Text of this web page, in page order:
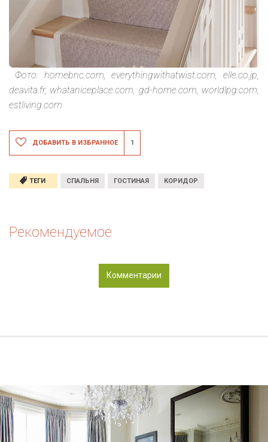
Фото: homebnc.com, everythingwithatwist.com, elle.co.jp,
deavita.fr, whataniceplace.com, gd-home.com, worldlpg.com,
estliving.com
ДОБАВИТЬ В ИЗБРАННОЕ 1
ТЕГИ СПАЛЬНЯ ГОСТИНАЯ КОРИДОР
Рекомендуемое
Комментарии